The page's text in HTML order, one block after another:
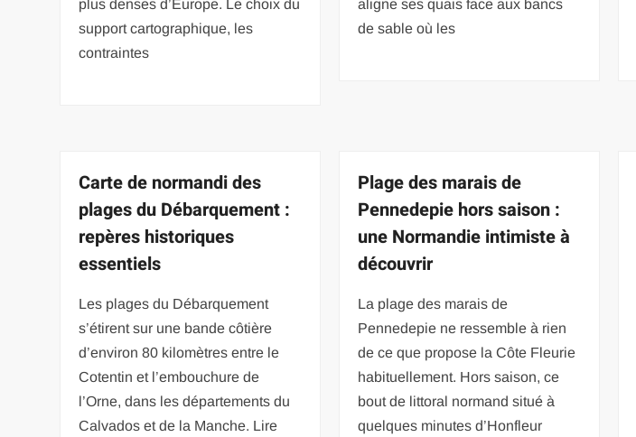
plus denses d’Europe. Le choix du
support cartographique, les
contraintes
aligne ses quais face aux bancs
de sable où les
Carte de normandi des
plages du Débarquement :
repères historiques
essentiels
Les plages du Débarquement
s’étirent sur une bande côtière
d’environ 80 kilomètres entre le
Cotentin et l’embouchure de
l’Orne, dans les départements du
Calvados et de la Manche. Lire
Plage des marais de
Pennedepie hors saison :
une Normandie intimiste à
découvrir
La plage des marais de
Pennedepie ne ressemble à rien
de ce que propose la Côte Fleurie
habituellement. Hors saison, ce
bout de littoral normand situé à
quelques minutes d’Honfleur